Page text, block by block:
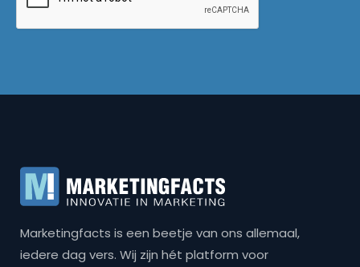
Marketingfacts is een beetje van ons allemaal,
iedere dag vers. Wij zijn hét platform voor